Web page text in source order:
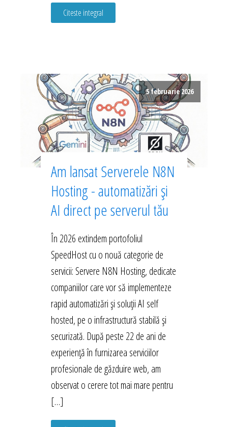
Citeste integral
5 februarie 2026
Am lansat Serverele N8N
Hosting - automatizări și
AI direct pe serverul tău
În 2026 extindem portofoliul
SpeedHost cu o nouă categorie de
servicii: Servere N8N Hosting, dedicate
companiilor care vor să implementeze
rapid automatizări și soluții AI self
hosted, pe o infrastructură stabilă și
securizată. După peste 22 de ani de
experiență în furnizarea serviciilor
profesionale de găzduire web, am
observat o cerere tot mai mare pentru
[…]